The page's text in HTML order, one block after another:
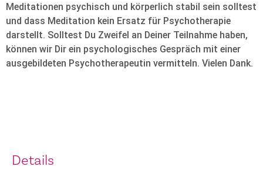
Meditationen psychisch und körperlich stabil sein solltest
und dass Meditation kein Ersatz für Psychotherapie
darstellt. Solltest Du Zweifel an Deiner Teilnahme haben,
können wir Dir ein psychologisches Gespräch mit einer
ausgebildeten Psychotherapeutin vermitteln. Vielen Dank.
Details